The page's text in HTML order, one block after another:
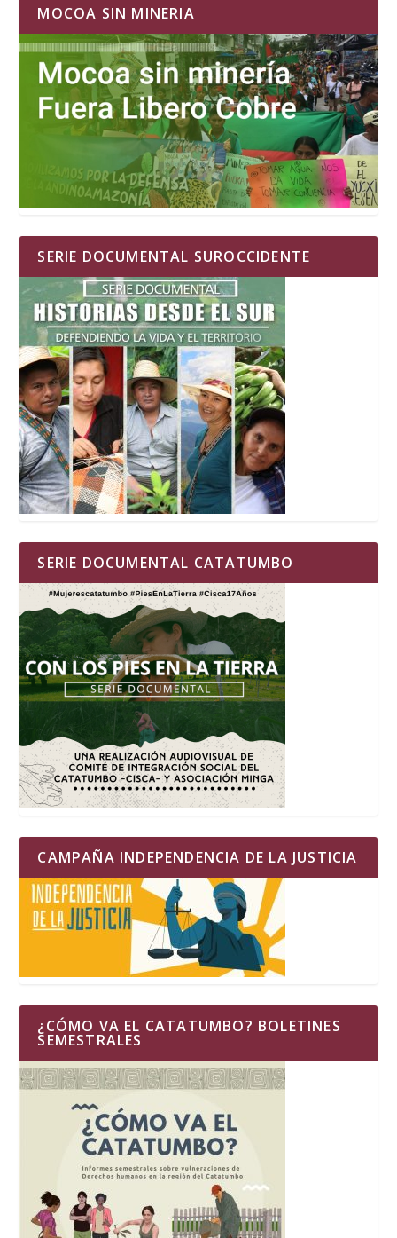
MOCOA SIN MINERIA
SERIE DOCUMENTAL SUROCCIDENTE
SERIE DOCUMENTAL CATATUMBO
CAMPAÑA INDEPENDENCIA DE LA JUSTICIA
¿CÓMO VA EL CATATUMBO? BOLETINES
SEMESTRALES